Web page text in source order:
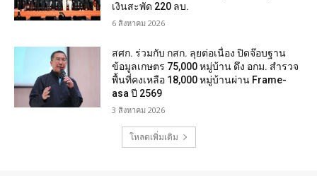
เงินสะพัด 220 ลบ.
6 สิงหาคม 2026
สศก. ร่วมกับ กสก. ลุยต่อเนื่อง ปิดจ๊อบฐาน
ข้อมูลเกษตร 75,000 หมู่บ้าน ดึง อกม. สำรวจ
พื้นที่คงเหลือ 18,000 หมู่บ้านผ่าน Frame-
asa ปี 2569
3 สิงหาคม 2026
โหลดเพิ่มเติม